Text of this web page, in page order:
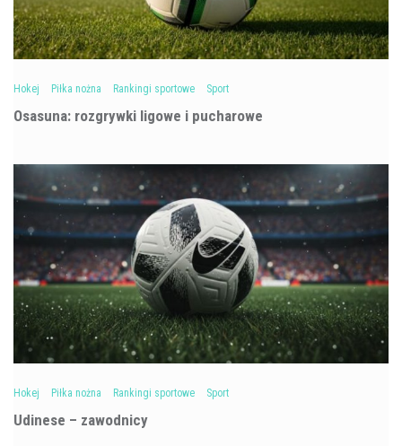
Hokej Piłka nożna Rankingi sportowe Sport
Osasuna: rozgrywki ligowe i pucharowe
Hokej Piłka nożna Rankingi sportowe Sport
Udinese – zawodnicy